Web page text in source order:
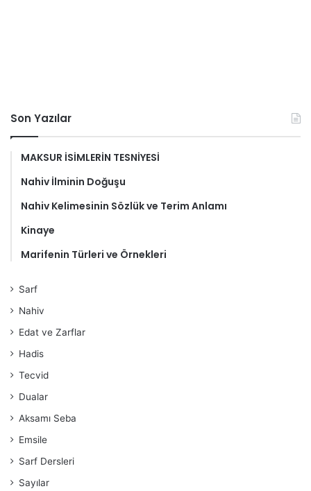
Son Yazılar
MAKSUR İSİMLERİN TESNİYESİ
Nahiv İlminin Doğuşu
Nahiv Kelimesinin Sözlük ve Terim Anlamı
Kinaye
Marifenin Türleri ve Örnekleri
Sarf
Nahiv
Edat ve Zarflar
Hadis
Tecvid
Dualar
Aksamı Seba
Emsile
Sarf Dersleri
Sayılar